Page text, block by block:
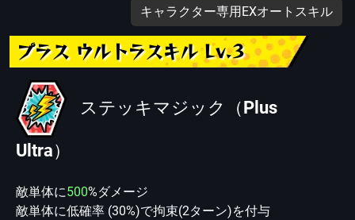
キャラクター専用EXオートスキル
プラス ウルトラスキル Lv.3
ステッキマジック（Plus
Ultra）
敵単体に500%ダメージ
敵単体に低確率 (30%)で拘束(2ターン)を付与